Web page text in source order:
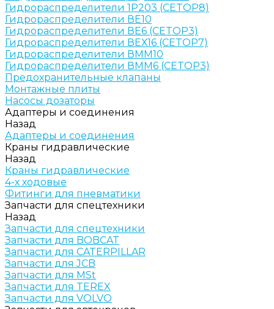
Гидрораспределители 1Р203 (CETOP8)
Гидрораспределители ВЕ10
Гидрораспределители ВЕ6 (CETOP3)
Гидрораспределители ВЕХ16 (CETOP7)
Гидрораспределители ВММ10
Гидрораспределители ВММ6 (CETOP3)
Предохранительные клапаны
Монтажные плиты
Насосы дозаторы
Адаптеры и соединения
Назад
Адаптеры и соединения
Краны гидравлические
Назад
Краны гидравлические
4-х ходовые
Фитинги для пневматики
Запчасти для спецтехники
Назад
Запчасти для спецтехники
Запчасти для BOBCAT
Запчасти для CATERPILLAR
Запчасти для JCB
Запчасти для MSt
Запчасти для TEREX
Запчасти для VOLVO